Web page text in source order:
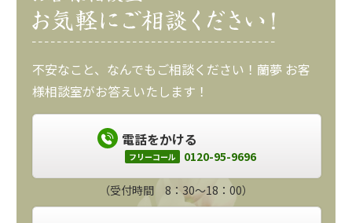
不安なこと、なんでもご相談ください！蘭夢 お客
様相談室がお答えいたします！
電話をかける
フリーコール 0120-95-9696
（受付時間 8：30～18：00）